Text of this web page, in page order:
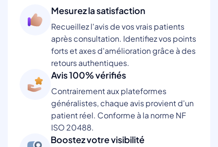
Mesurez la satisfaction
Recueillez l'avis de vos vrais patients
après consultation. Identifiez vos points
forts et axes d'amélioration grâce à des
retours authentiques.
Avis 100% vérifiés
Contrairement aux plateformes
généralistes, chaque avis provient d'un
patient réel. Conforme à la norme NF
ISO 20488.
Boostez votre visibilité